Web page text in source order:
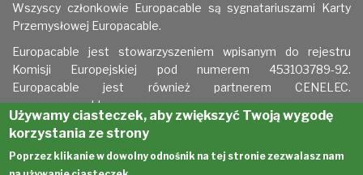
Wszyscy członkowie Europacable są sygnatariuszami Karty
Przemysłowej Europacable.
Europacable jest stowarzyszeniem wpisanym do rejestru
Komisji Europejskiej pod numerem 453103789-92.
Europacable jest również partnerem CENELEC.
www.europacable.eu
Używamy ciasteczek, aby zwiększyć Twoją wygodę
korzystania ze strony
Poprzez klikanie w dowolny odnośnik na tej stronie zezwalasz nam